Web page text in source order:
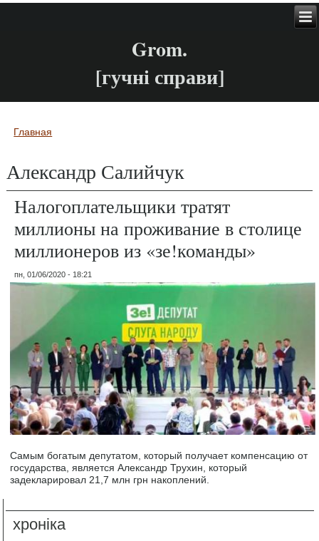
Grom.
[гучні справи]
Вы здесь
Главная
Александр Салийчук
Налогоплательщики тратят
миллионы на проживание в столице
миллионеров из «зе!команды»
пн, 01/06/2020 - 18:21
Самым богатым депутатом, который получает компенсацию от
государства, является Александр Трухин, который
задекларировал 21,7 млн грн накоплений.
хроніка